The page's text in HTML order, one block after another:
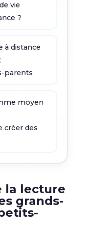
vie
?
à distance
parents
moyen
créer des
la lecture
grands-